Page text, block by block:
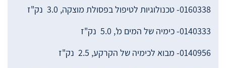
0160338- טכנולוגיות לטיפול בפסולת מוצקה, 3.0 נק"ז
0140333- כימיה של המים מ', 5.0 נק"ז
0140956- מבוא לכימיה של הקרקע, 2.5 נק"ז